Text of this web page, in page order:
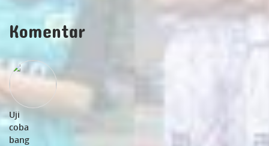
Komentar
Uji
coba
bang